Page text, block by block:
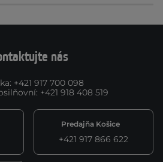
nás
: +421 917 700 098
: +421 918 408 519
Predajňa Košice
+421 917 866 622